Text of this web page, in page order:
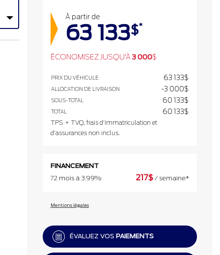
À partir de
63 133$*
ÉCONOMISEZ JUSQU'À3 000$
PRIX DU VÉHICULE 63 133$
ALLOCATION DE LIVRAISON -3 000$
SOUS-TOTAL 60 133$
TOTAL 60 133$
TPS + TVQ, frais d'immatriculation et
d'assurances non inclus.
FINANCEMENT
72 mois à 3.99%
217$ / semaine*
Mentions légales
ÉVALUEZ VOS PAIEMENTS